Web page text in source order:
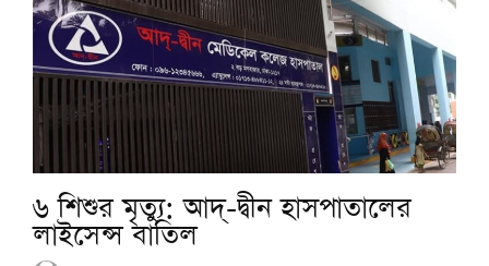
৬ শিশুর মৃত্যু: আদ্-দ্বীন হাসপাতালের
লাইসেন্স বাতিল